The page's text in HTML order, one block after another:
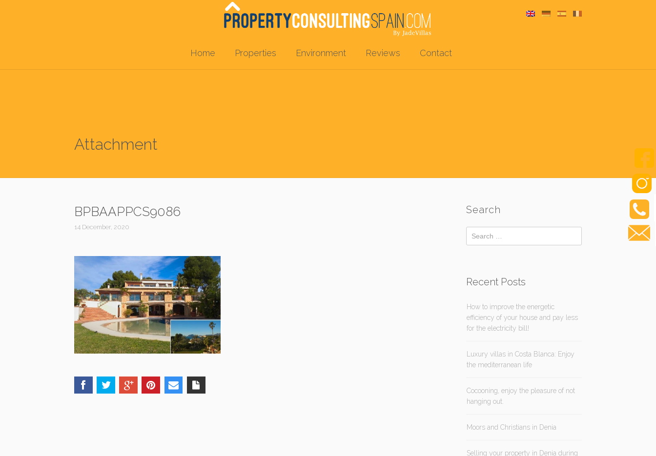
Home Properties Environment Reviews Contact
Attachment
BPBAAPPCS9086
14 December, 2020
Search
Recent Posts
How to improve the energetic
efficiency of your house and pay less
for the electricity bill!
Luxury villas in Costa Blanca: Enjoy
the mediterranean life
Cocooning, enjoy the pleasure of not
hanging out.
Moors and Christians in Denia
Selling your property in Denia during